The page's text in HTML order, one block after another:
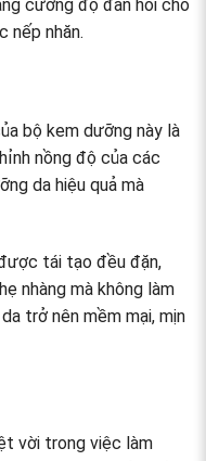
cường độ đàn hồi cho
nếp nhăn.
bộ kem dưỡng này là
nồng độ của các
da hiệu quả mà
tái tạo đều đặn,
nhàng mà không làm
trở nên mềm mại, mịn
vời trong việc làm